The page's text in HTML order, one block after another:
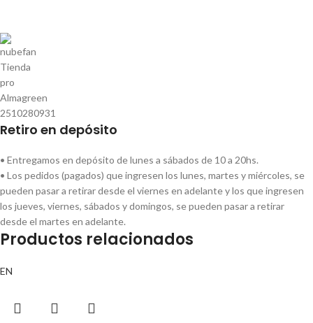
Retiro en depósito
• Entregamos en depósito de lunes a sábados de 10 a 20hs.
• Los pedidos (pagados) que ingresen los lunes, martes y miércoles, se
pueden pasar a retirar desde el viernes en adelante y los que ingresen
los jueves, viernes, sábados y domingos, se pueden pasar a retirar
desde el martes en adelante.
Productos relacionados
EN